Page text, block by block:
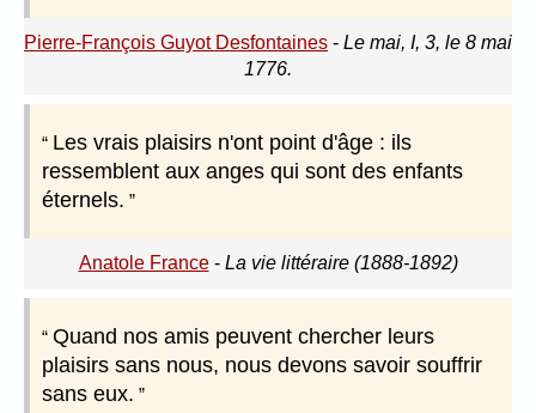
Pierre-François Guyot Desfontaines - Le mai, I, 3, le 8 mai
1776.
Les vrais plaisirs n'ont point d'âge : ils
ressemblent aux anges qui sont des enfants
éternels.
Anatole France- La vie littéraire (1888-1892)
Quand nos amis peuvent chercher leurs
plaisirs sans nous, nous devons savoir souffrir
sans eux.